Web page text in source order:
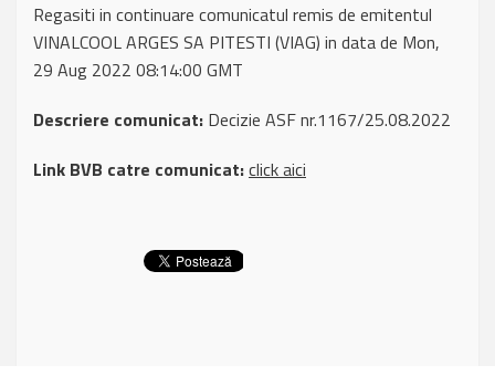
Regasiti in continuare comunicatul remis de emitentul
VINALCOOL ARGES SA PITESTI (VIAG) in data de Mon,
29 Aug 2022 08:14:00 GMT
Descriere comunicat: Decizie ASF nr.1167/25.08.2022
Link BVB catre comunicat:click aici